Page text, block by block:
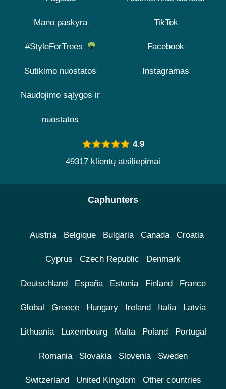
Mano paskyra
#StyleForTrees
Sutikimo nuostatos
Naudojimo sąlygos ir
nuostatos
TikTok
Facebook
Instagramas
4.9
49317 klientų atsiliepimai
Caphunters
Austria Belgique Bulgaria Canada Croatia
Cyprus Czech Republic Denmark
Deutschland España Estonia Finland France
Global Greece Hungary Ireland Italia Latvia
Lithuania Luxembourg Malta Poland Portugal
Romania Slovakia Slovenia Sweden
Switzerland United Kingdom Other countries